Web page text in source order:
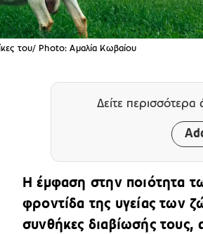
του/ Photo: Αμαλία Κωβαίου
Δείτε
Η έμφαση στην ποιότητα
φροντίδα της υγείας των
συνθήκες διαβίωσής τους,